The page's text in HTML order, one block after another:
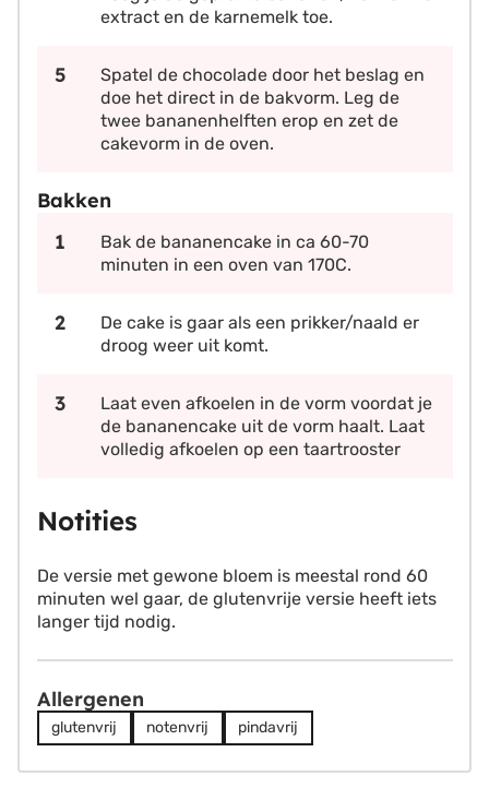
extract en de karnemelk toe.
Spatel de chocolade door het beslag en
doe het direct in de bakvorm. Leg de
twee bananenhelften erop en zet de
cakevorm in de oven.
Bakken
Bak de bananencake in ca 60-70
minuten in een oven van 170C.
De cake is gaar als een prikker/naald er
droog weer uit komt.
Laat even afkoelen in de vorm voordat je
de bananencake uit de vorm haalt. Laat
volledig afkoelen op een taartrooster
Notities
De versie met gewone bloem is meestal rond 60
minuten wel gaar, de glutenvrije versie heeft iets
langer tijd nodig.
Allergenen
glutenvrij notenvrij pindavrij